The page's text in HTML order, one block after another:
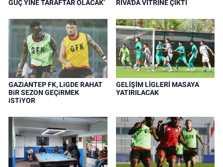
GÜÇ YİNE TARAFTAR OLACAK’ RİVA'DA VİTRİNE ÇIKTI
GAZiANTEP FK, LiGDE RAHAT
BiR SEZON GEÇiRMEK
iSTiYOR
GELİŞİM LİGLERİ MASAYA
YATIRILACAK